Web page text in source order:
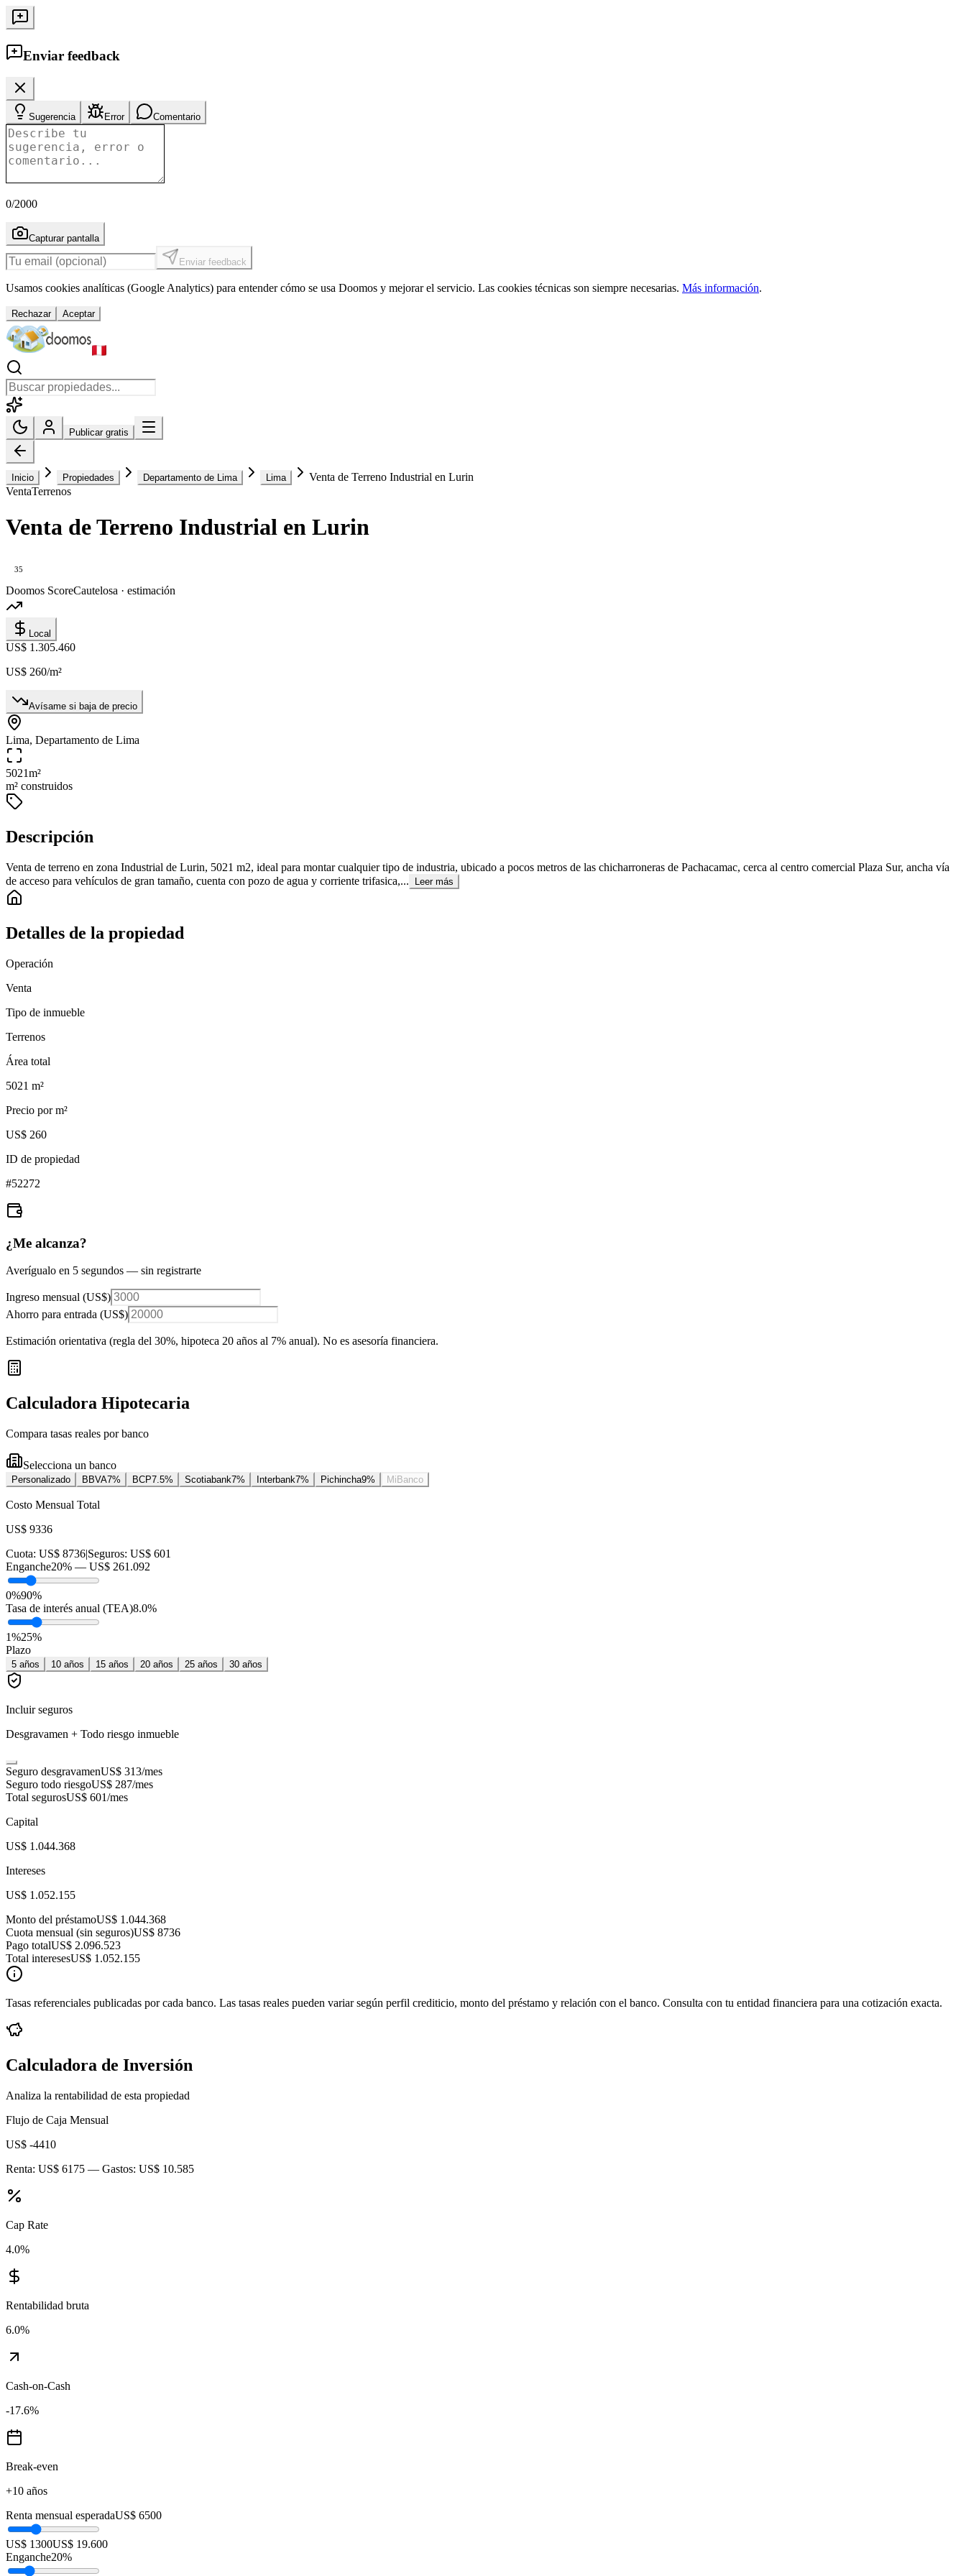
Enviar feedback
Sugerencia Error Comentario
0/2000
Capturar pantalla
Enviar feedback
Usamos cookies analíticas (Google Analytics) para entender cómo se usa Doomos y mejorar el servicio. Las cookies técnicas son siempre necesarias. Más información.
Rechazar Aceptar
Publicar gratis
Inicio Propiedades Departamento de Lima Lima
Venta de Terreno Industrial en Lurin
VentaTerrenos
Venta de Terreno Industrial en Lurin
35
Doomos ScoreCautelosa · estimación
Local
US$ 1.305.460
US$ 260/m²
Avísame si baja de precio
Lima, Departamento de Lima
5021m²
m² construidos
Descripción
Venta de terreno en zona Industrial de Lurin, 5021 m2, ideal para montar cualquier tipo de industria, ubicado a pocos metros de las chicharroneras de Pachacamac, cerca al centro comercial Plaza Sur, ancha vía
de acceso para vehículos de gran tamaño, cuenta con pozo de agua y corriente trifasica,...
Leer más
Detalles de la propiedad
Operación
Venta
Tipo de inmueble
Terrenos
Área total
5021 m²
Precio por m²
US$ 260
ID de propiedad
#52272
¿Me alcanza?
Averígualo en 5 segundos — sin registrarte
Ingreso mensual (US$)
Ahorro para entrada (US$)
Estimación orientativa (regla del 30%, hipoteca 20 años al 7% anual). No es asesoría financiera.
Calculadora Hipotecaria
Compara tasas reales por banco
Selecciona un banco
Personalizado BBVA7% BCP7.5% Scotiabank7% Interbank7% Pichincha9% MiBanco
Costo Mensual Total
US$ 9336
Cuota: US$ 8736|Seguros: US$ 601
Enganche20% — US$ 261.092
0%90%
Tasa de interés anual (TEA)8.0%
1%25%
Plazo
5 años 10 años 15 años 20 años 25 años 30 años
Incluir seguros
Desgravamen + Todo riesgo inmueble
Seguro desgravamenUS$ 313/mes
Seguro todo riesgoUS$ 287/mes
Total segurosUS$ 601/mes
Capital
US$ 1.044.368
Intereses
US$ 1.052.155
Monto del préstamoUS$ 1.044.368
Cuota mensual (sin seguros)US$ 8736
Pago totalUS$ 2.096.523
Total interesesUS$ 1.052.155
Tasas referenciales publicadas por cada banco. Las tasas reales pueden variar según perfil crediticio, monto del préstamo y relación con el banco. Consulta con tu entidad financiera para una cotización exacta.
Calculadora de Inversión
Analiza la rentabilidad de esta propiedad
Flujo de Caja Mensual
US$ -4410
Renta: US$ 6175 — Gastos: US$ 10.585
Cap Rate
4.0%
Rentabilidad bruta
6.0%
Cash-on-Cash
-17.6%
Break-even
+10 años
Renta mensual esperadaUS$ 6500
US$ 1300US$ 19.600
Enganche20%